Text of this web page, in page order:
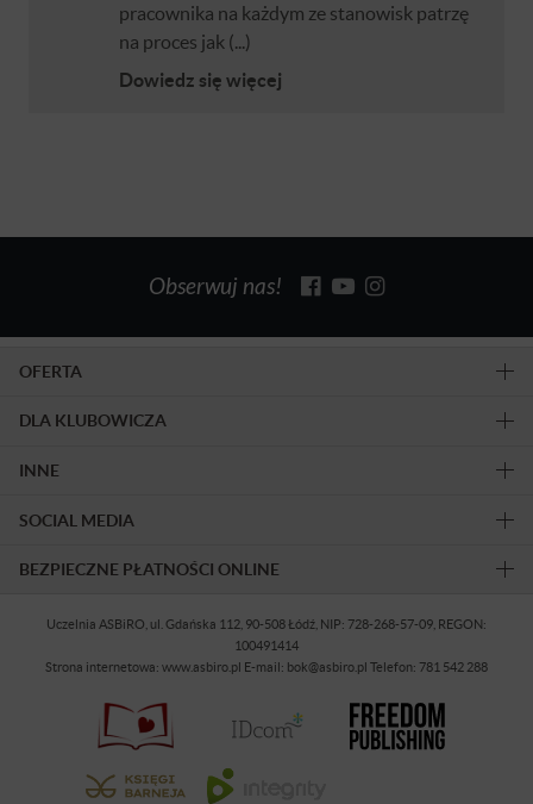
pracownika na każdym ze stanowisk patrzę
na proces jak (...)
Dowiedz się więcej
Obserwuj nas!
OFERTA
DLA KLUBOWICZA
INNE
SOCIAL MEDIA
BEZPIECZNE PŁATNOŚCI ONLINE
Uczelnia ASBiRO, ul. Gdańska 112, 90-508 Łódź, NIP: 728-268-57-09, REGON:
100491414
Strona internetowa: www.asbiro.pl E-mail: bok@asbiro.pl Telefon: 781 542 288